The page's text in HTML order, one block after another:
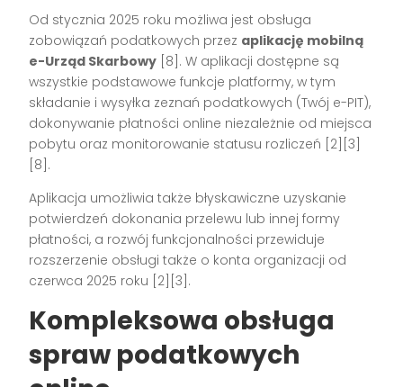
Od stycznia 2025 roku możliwa jest obsługa
zobowiązań podatkowych przez aplikację mobilną
e-Urząd Skarbowy [8] . W aplikacji dostępne są
wszystkie podstawowe funkcje platformy, w tym
składanie i wysyłka zeznań podatkowych (Twój e-PIT),
dokonywanie płatności online niezależnie od miejsca
pobytu oraz monitorowanie statusu rozliczeń [2][3]
[8] .
Aplikacja umożliwia także błyskawiczne uzyskanie
potwierdzeń dokonania przelewu lub innej formy
płatności, a rozwój funkcjonalności przewiduje
rozszerzenie obsługi także o konta organizacji od
czerwca 2025 roku [2][3] .
Kompleksowa obsługa
spraw podatkowych